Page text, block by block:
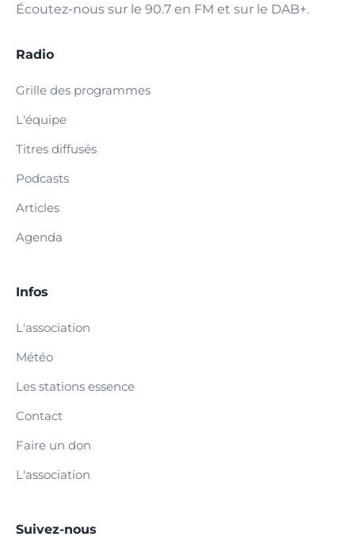
Écoutez-nous sur le 90.7 en FM et sur le DAB+.
Radio
Grille des programmes
L'équipe
Titres diffusés
Podcasts
Articles
Agenda
Infos
L'association
Météo
Les stations essence
Contact
Faire un don
L'association
Suivez-nous